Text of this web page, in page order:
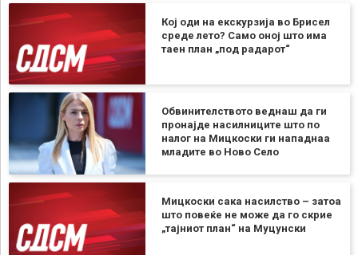
Кој оди на екскурзија во Брисел
среде лето? Само оној што има
таен план „под радарот“
Обвинителството веднаш да ги
пронајде насилниците што по
налог на Мицкоски ги нападнаа
младите во Ново Село
Мицкоски сака насилство – затоа
што повеќе не може да го скрие
„тајниот план“ на Муцунски